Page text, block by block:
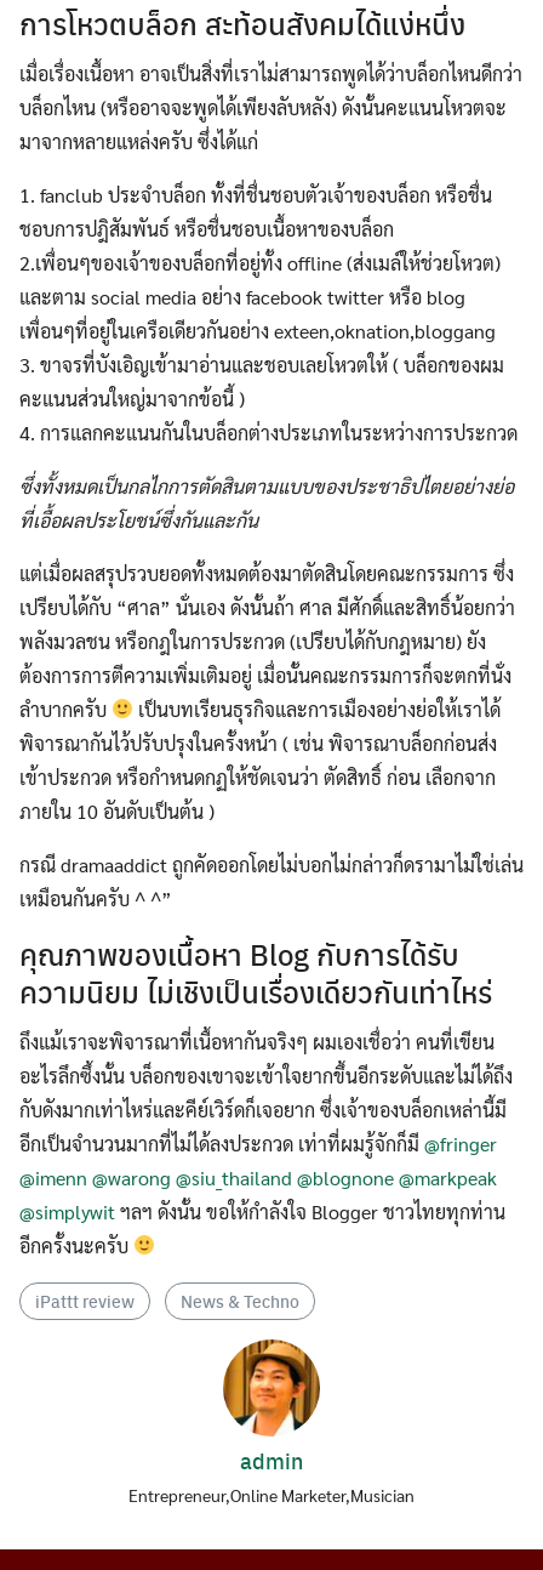
การโหวตบล็อก สะท้อนสังคมได้แง่หนึ่ง
เมื่อเรื่องเนื้อหา อาจเป็นสิ่งที่เราไม่สามารถพูดได้ว่าบล็อกไหนดีกว่า
บล็อกไหน (หรืออาจจะพูดได้เพียงลับหลัง) ดังนั้นคะแนนโหวตจะ
มาจากหลายแหล่งครับ ซึ่งได้แก่
1. fanclub ประจำบล็อก ทั้งที่ชื่นชอบตัวเจ้าของบล็อก หรือชื่น
ชอบการปฎิสัมพันธ์ หรือชื่นชอบเนื้อหาของบล็อก
2.เพื่อนๆของเจ้าของบล็อกที่อยู่ทั้ง offline (ส่งเมล์ให้ช่วยโหวต)
และตาม social media อย่าง facebook twitter หรือ blog
เพื่อนๆที่อยู่ในเครือเดียวกันอย่าง exteen,oknation,bloggang
3. ขาจรที่บังเอิญเข้ามาอ่านและชอบเลยโหวตให้ ( บล็อกของผม
คะแนนส่วนใหญ่มาจากข้อนี้ )
4. การแลกคะแนนกันในบล็อกต่างประเภทในระหว่างการประกวด
ซึ่งทั้งหมดเป็นกลไกการตัดสินตามแบบของประชาธิปไตยอย่างย่อ
ที่เอื้อผลประโยชน์ซึ่งกันและกัน
แต่เมื่อผลสรุปรวบยอดทั้งหมดต้องมาตัดสินโดยคณะกรรมการ ซึ่ง
เปรียบได้กับ “ศาล” นั่นเอง ดังนั้นถ้า ศาล มีศักดิ์และสิทธิ์น้อยกว่า
พลังมวลชน หรือกฎในการประกวด (เปรียบได้กับกฎหมาย) ยัง
ต้องการการตีความเพิ่มเติมอยู่ เมื่อนั้นคณะกรรมการก็จะตกที่นั่ง
ลำบากครับ
เป็นบทเรียนธุรกิจและการเมืองอย่างย่อให้เราได้
พิจารณากันไว้ปรับปรุงในครั้งหน้า ( เช่น พิจารณาบล็อกก่อนส่ง
เข้าประกวด หรือกำหนดกฏให้ชัดเจนว่า ตัดสิทธิ์ ก่อน เลือกจาก
ภายใน 10 อันดับเป็นต้น )
กรณี dramaaddict ถูกคัดออกโดยไม่บอกไม่กล่าวก็ดรามาไม่ใช่เล่น
เหมือนกันครับ ^ ^”
คุณภาพของเนื้อหา Blog กับการได้รับ
ความนิยม ไม่เชิงเป็นเรื่องเดียวกันเท่าไหร่
ถึงแม้เราจะพิจารณาที่เนื้อหากันจริงๆ ผมเองเชื่อว่า คนที่เขียน
อะไรลึกซึ้งนั้น บล็อกของเขาจะเข้าใจยากขึ้นอีกระดับและไม่ได้ถึง
กับดังมากเท่าไหร่และคีย์เวิร์ดก็เจอยาก ซึ่งเจ้าของบล็อกเหล่านี้มี
อีกเป็นจำนวนมากที่ไม่ได้ลงประกวด เท่าที่ผมรู้จักก็มี @fringer
@imenn @warong @siu_thailand @blognone@markpeak
@simplywitฯลฯ ดังนั้น ขอให้กำลังใจ Blogger ชาวไทยทุกท่าน
อีกครั้งนะครับ
iPattt review News & Techno
admin
Entrepreneur,Online Marketer,Musician